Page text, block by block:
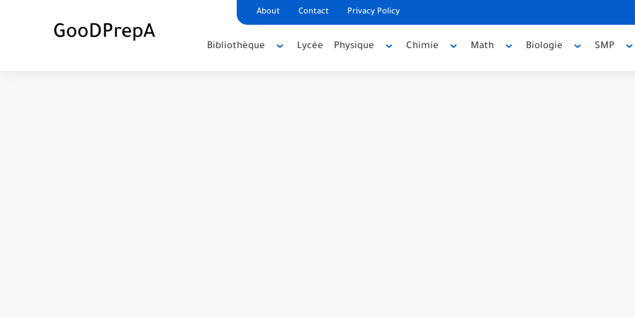
About Contact Privacy Policy
GooDPrepA
Bibliothèque Lycée Physique Chimie Math Biologie SMP